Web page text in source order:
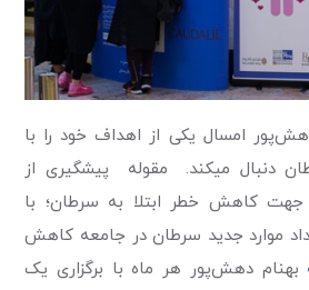
امسال یکی از اهداف خود را با
دنبال می­کند. مقوله پیشگیری از
کاهش خطر ابتلا به سرطان؛ با
موارد جدید سرطان در جامعه کاهش
بهنام دهش‌پور هر ماه با برگزاری یک